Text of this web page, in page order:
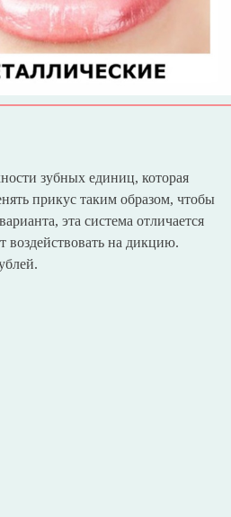
зубных единиц, которая
прикус таким образом, чтобы
эта система отличается
на дикцию.